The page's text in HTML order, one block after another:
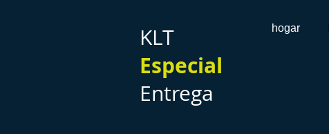
KLT
Especial
Entrega
hogar